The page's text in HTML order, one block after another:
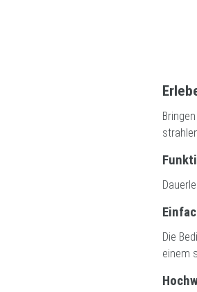
Die
einem